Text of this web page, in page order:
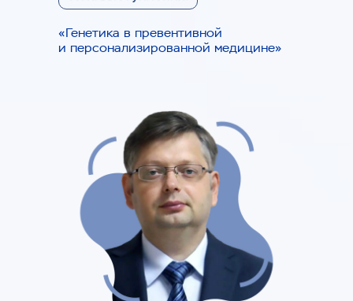
«Генетика в превентивной
и персонализированной медицине»